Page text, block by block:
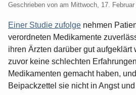
Geschrieben von am Mittwoch, 17. Februar
Einer Studie zufolge nehmen
verordneten Medikamente
ihren Ärzten darüber gut aufgeklärt
zuvor keine schlechten
Medikamenten gemacht haben,
Beipackzettel sie nicht in Angst